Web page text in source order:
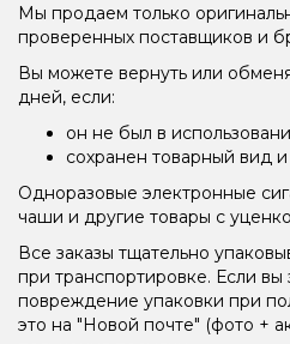
Мы продаем только
проверенных поставщиков и
Вы можете вернуть или
дней, если:
он не был в
сохранен товарный вид
Одноразовые электронные
чаши и другие товары с
Все заказы тщательно
при транспортировке. Если
повреждение упаковки при
это на "Новой почте" (фото +